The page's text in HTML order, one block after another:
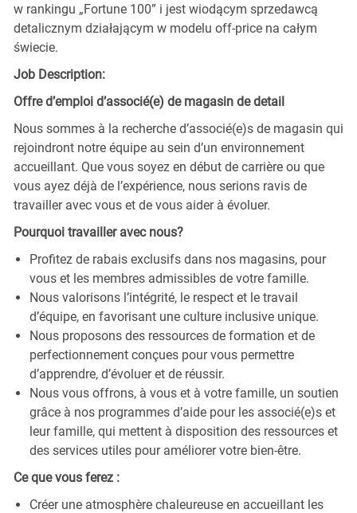
w rankingu „Fortune 100” i jest wiodącym sprzedawcą
detalicznym działającym w modelu off-price na całym
świecie.
Job Description:
Offre d’emploi d’associé(e) de magasin de detail
Nous sommes à la recherche d’associé(e)s de magasin qui
rejoindront notre équipe au sein d’un environnement
accueillant. Que vous soyez en début de carrière ou que
vous ayez déjà de l’expérience, nous serions ravis de
travailler avec vous et de vous aider à évoluer.
Pourquoi travailler avec nous?
Profitez de rabais exclusifs dans nos magasins, pour
vous et les membres admissibles de votre famille.
Nous valorisons l’intégrité, le respect et le travail
d’équipe, en favorisant une culture inclusive unique.
Nous proposons des ressources de formation et de
perfectionnement conçues pour vous permettre
d’apprendre, d’évoluer et de réussir.
Nous vous offrons, à vous et à votre famille, un soutien
grâce à nos programmes d’aide pour les associé(e)s et
leur famille, qui mettent à disposition des ressources et
des services utiles pour améliorer votre bien-être.
Ce que vous ferez :
Créer une atmosphère chaleureuse en accueillant les